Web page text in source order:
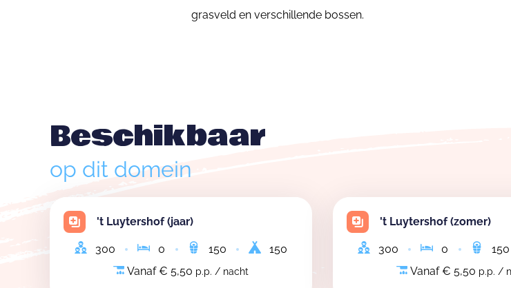
grasveld en verschillende bossen.
Beschikbaar
op dit domein
't Luytershof (jaar)
300 0 150
150
Vanaf € 5,50 p.p. / nacht
't Luytershof (zomer)
300 0 150
Vanaf € 5,50 p.p. /